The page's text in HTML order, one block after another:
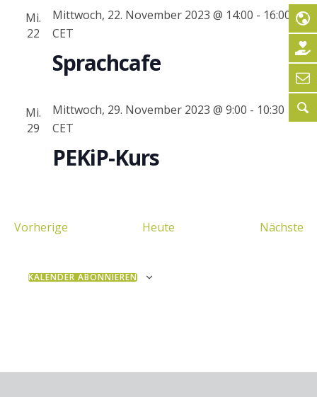
Mi.
22
Mittwoch, 22. November 2023 @ 14:00 - 16:00
CET
Sprachcafe
Mi.
29
Mittwoch, 29. November 2023 @ 9:00 - 10:30
CET
PEKiP-Kurs
VorherigeVeranstaltungenHeute Nächste
KALENDER ABONNIEREN